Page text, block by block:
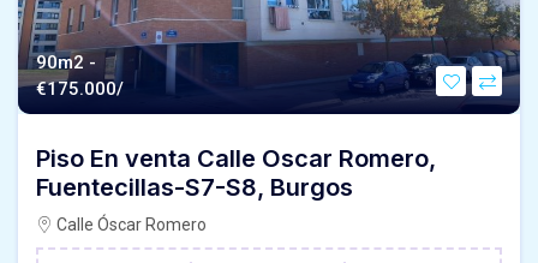
90m2 -
€175.000/
Piso En venta Calle Oscar Romero,
Fuentecillas-S7-S8, Burgos
Calle Óscar Romero